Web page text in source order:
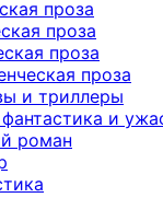
проза
проза
проза
проза
и триллеры
и
роман